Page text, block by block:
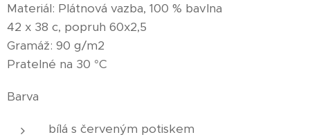
Materiál: Plátnová vazba, 100 % bavlna
42 x 38 c, popruh 60x2,5
Gramáž: 90 g/m2
Pratelné na 30 °C
Barva
bílá s červeným potiskem